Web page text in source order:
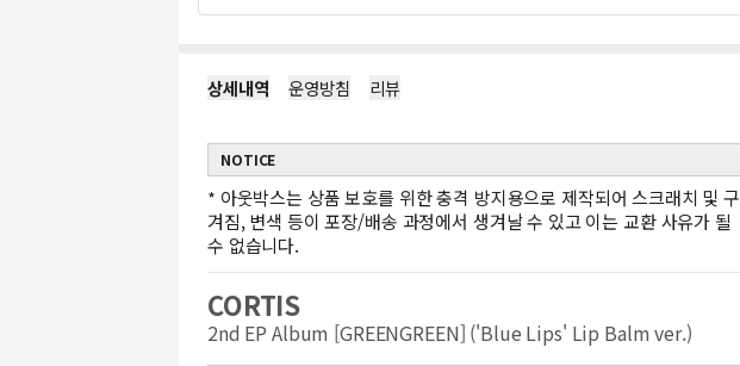
상세내역 운영방침 리뷰
NOTICE
* 아웃박스는 상품 보호를 위한 충격 방지용으로 제작되어 스크래치 및 구
겨짐, 변색 등이 포장/배송 과정에서 생겨날 수 있고 이는 교환 사유가 될
수 없습니다.
CORTIS
2nd EP Album [GREENGREEN] ('Blue Lips' Lip Balm ver.)